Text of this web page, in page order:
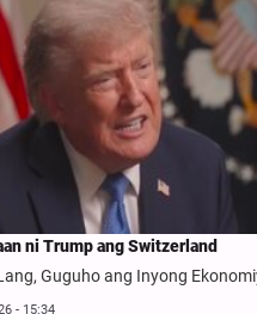
ni Trump ang Switzerland
Guguho ang Inyong
- 15:34